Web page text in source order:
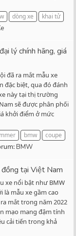
dòng xe
khai tử
lý chính hãng, giá
đã ra mắt mẫu xe
đặc biệt, qua đó đánh
này tại thị trường
sẽ được phân phối
khởi điểm ở mức
bmw
coupe
BMW
tại Việt Nam
xe nổi bật như BMW
là mẫu xe gầm cao
mắt trong năm 2022
mạo mang đậm tính
cải tiến trong khả